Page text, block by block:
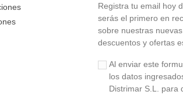
Registra tu email hoy
serás el primero en
sobre nuestras
descuentos y ofertas
Al enviar este
los datos
Distrimar S.L. para